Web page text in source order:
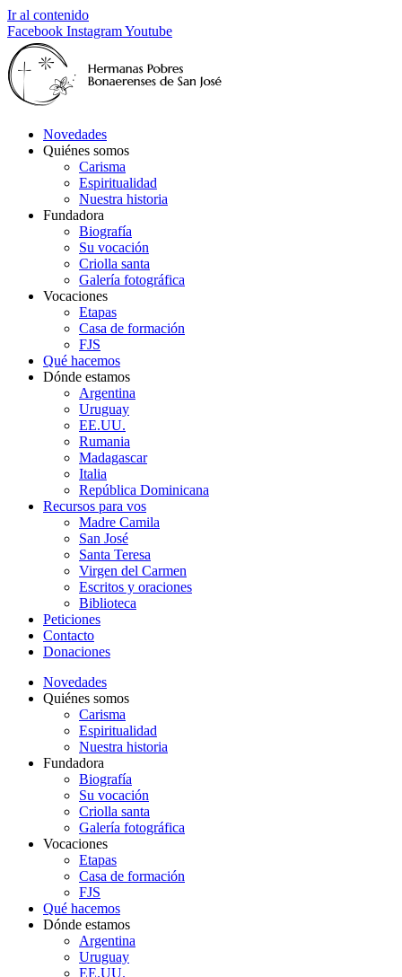
Ir al contenido
Facebook InstagramYoutube
Novedades
Quiénes somos
Carisma
Espiritualidad
Nuestra historia
Fundadora
Biografía
Su vocación
Criolla santa
Galería fotográfica
Vocaciones
Etapas
Casa de formación
FJS
Qué hacemos
Dónde estamos
Argentina
Uruguay
EE.UU.
Rumania
Madagascar
Italia
República Dominicana
Recursos para vos
Madre Camila
San José
Santa Teresa
Virgen del Carmen
Escritos y oraciones
Biblioteca
Peticiones
Contacto
Donaciones
Novedades
Quiénes somos
Carisma
Espiritualidad
Nuestra historia
Fundadora
Biografía
Su vocación
Criolla santa
Galería fotográfica
Vocaciones
Etapas
Casa de formación
FJS
Qué hacemos
Dónde estamos
Argentina
Uruguay
EE.UU.